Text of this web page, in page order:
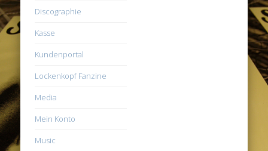
Discographie
Kasse
Kundenportal
Lockenkopf Fanzine
Media
Mein Konto
Music